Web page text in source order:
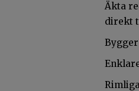
Äkta
direkt